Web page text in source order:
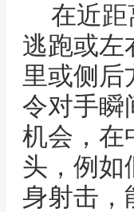
在近
逃跑或左
里或侧后
令对手瞬
机会，在
头，例如
身射击，